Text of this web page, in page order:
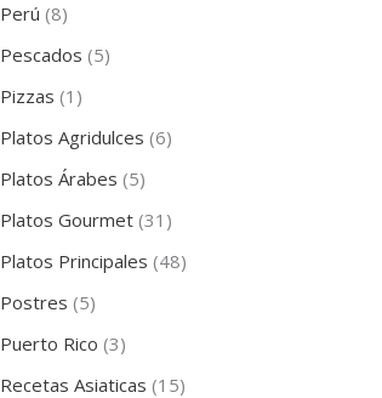
Perú (8)
Pescados (5)
Pizzas (1)
Platos Agridulces (6)
Platos Árabes (5)
Platos Gourmet (31)
Platos Principales (48)
Postres (5)
Puerto Rico (3)
Recetas Asiaticas (15)